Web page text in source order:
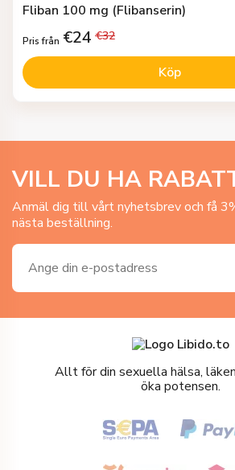
Fliban 100 mg (Flibanserin)
Pris från €24 €32
Köp
VILL DU HA
Anmäl dig till vårt nyhetsbrev och få
nästa beställning.
Allt för din sexuella hälsa,
öka potensen.